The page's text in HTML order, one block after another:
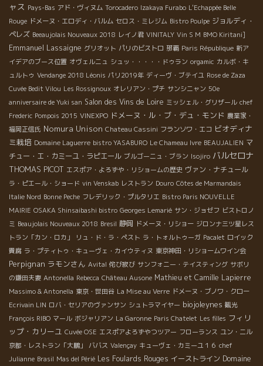
ャス Pays-Bas アド・ヴィヌム Torocadero Izakaya Furabo L'Echappée Belle
Rouge ドメーヌ・エロディ・バルム セロス・ミレジム Bistro Poulpe ジョルディ・
ペレズ Beeaujolais Nouveaux 2018 レイノ君 VINITALY Vin S M BMO Kiritani]
Emmanuel Lassaigne グリオット パリのビストロ 那覇 Paris République 新ア
イデアのブース位置 オヴェルニュ シュッ・・・・・ドゥラン orgamic カルボ・キ
ュルトゥ Vendange 2018 Léonis パリ2019年 ディーヴ・ブテイユ Rose de Zaza
Cuvée Bedit Vilou Les Rossignoux オレリアン・プチ サンシニャン 50e
anniversaire de Yuki san Salon des Vins de Loire ミッシェル・グリザール chef
Frederic Pompois 2015 VINEXPO ドメーヌ・ル・ブ・デュ・モンド 農業家・
福岡正信氏 Nomura Unison Chateau Cassini フランソワ・エコ ビオディナ
ミ栽培 Domaine Laguerre bistro YASABURO Le Chameau Ivre BEAUJALIEN マ
チュー・エ・カミーユ・ラピエール ブルゴーニュ・ブラン Isojiro バルセロナ
THOMAS PICOT エスポア・よろずや・リショームの歴史 ヴァン・ナチュール
ラ・ピエール・ショード vin Venskab レストラン Douro Côtes de Marmandais
Italie Nord Bonne Peche フレデリック・プルタリエ Bistro Paris NOUVELLE
MAIRIE OSAKA Shinsaibashi bistro Georges Lemarié サン・ジョゼフ ビストロノ
ミ Beaujolais Nouveaux 2018 Bresil 静岡 ドメーヌ・リショー ジロンナ三ツ星レス
トラン「カン・ロカ」
リュ・ド・ラ・ペスト ラ・トォルトゥーガ Pacalet ロイック
貴腐 ラ・プティトゥ・キューヴェ・カイウティヌ 東京神田・リショームワイン会
Perpignan ラモンさん Avital 侘び寂び サンフォニー・テイスティング サボリ
の鎌田夫妻 Antonella Rebecca Château Ausone Mathieu et Camille Lapierre
Massimo & Antonella 東京・世田谷 La Mise au Verre ドメーヌ・ブノワ・クロー
Ecrivain LIN ロバ・セリアのヴァンサン シュトラマイヤー biojoleynes 観光
François RIBO マール ボジャリアン La Garonne Paris Chatelet Les filles フィリ
ップ・カリーユ Cuvée OSE エスポアよろずやつツアー フローランス ユン・ニル
京都・レストラン「大鵬」
ババス Valençay キューヴェ・カミーユ１６ chef
Julianne Brasil Mas del Périé Les Foulards Rouges イーストライン Domaine